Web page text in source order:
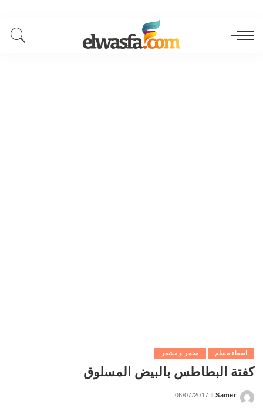
اسماء مسلم محمر و مشمر
كفتة البطاطس بالبيض المسلوق
Posted
Samer
06/07/2017